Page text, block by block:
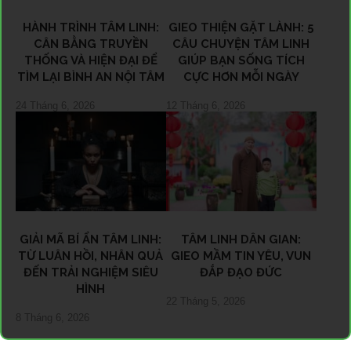
HÀNH TRÌNH TÂM LINH:
CÂN BẰNG TRUYỀN
THỐNG VÀ HIỆN ĐẠI ĐỂ
TÌM LẠI BÌNH AN NỘI TÂM
24 Tháng 6, 2026
GIEO THIỆN GẶT LÀNH: 5
CÂU CHUYỆN TÂM LINH
GIÚP BẠN SỐNG TÍCH
CỰC HƠN MỖI NGÀY
12 Tháng 6, 2026
GIẢI MÃ BÍ ẨN TÂM LINH:
TỪ LUÂN HỒI, NHÂN QUẢ
ĐẾN TRẢI NGHIỆM SIÊU
HÌNH
8 Tháng 6, 2026
TÂM LINH DÂN GIAN:
GIEO MẦM TIN YÊU, VUN
ĐẮP ĐẠO ĐỨC
22 Tháng 5, 2026